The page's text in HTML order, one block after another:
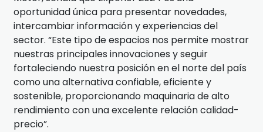
oportunidad única para presentar novedades,
intercambiar información y experiencias del
sector. “Este tipo de espacios nos permite mostrar
nuestras principales innovaciones y seguir
fortaleciendo nuestra posición en el norte del país
como una alternativa confiable, eficiente y
sostenible, proporcionando maquinaria de alto
rendimiento con una excelente relación calidad-
precio”.